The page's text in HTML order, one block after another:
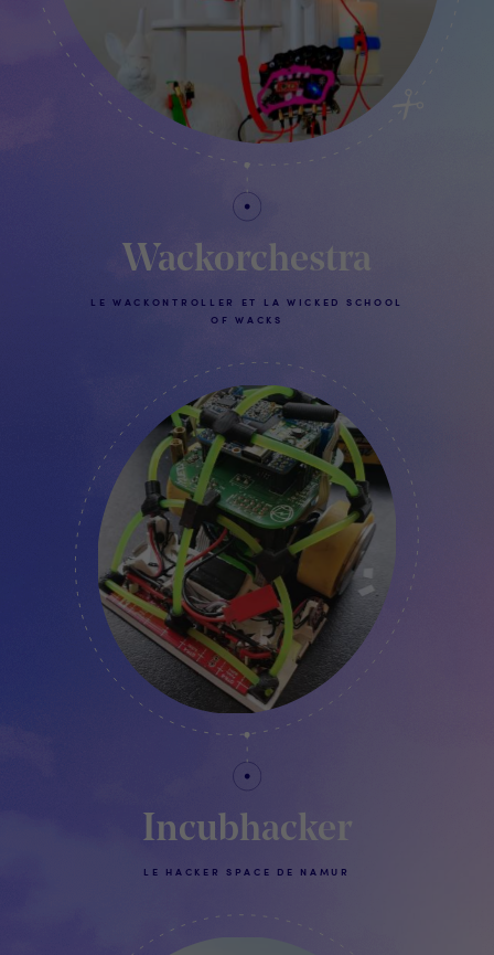
Wackorchestra
LE WACKONTROLLER ET LA WICKED SCHOOL
OF WACKS
Incubhacker
LE HACKER SPACE DE NAMUR